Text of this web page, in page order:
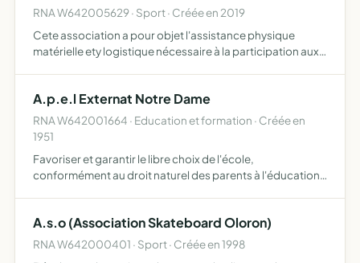
RNA W642005629 · Sport · Créée en 2019
Cete association a pour objet l'assistance physique
matérielle ety logistique nécessaire à la participation aux
A.p.e.l Externat Notre Dame
RNA W642001664 · Education et formation · Créée en
1951
Favoriser et garantir le libre choix de l'école,
conformément au droit naturel des parents à l'éducation
catholiq…
A.s.o (Association Skateboard Oloron)
RNA W642000401 · Sport · Créée en 1998